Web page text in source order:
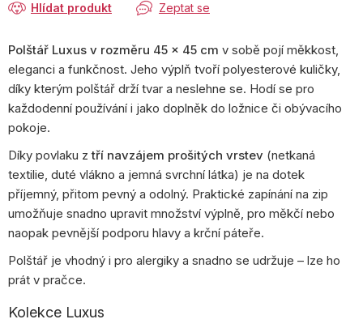
Zeptat se
Hlídat produkt
Polštář Luxus v rozměru 45 × 45 cm v sobě pojí měkkost,
eleganci a funkčnost. Jeho výplň tvoří polyesterové kuličky,
díky kterým polštář drží tvar a neslehne se. Hodí se pro
každodenní používání i jako doplněk do ložnice či obývacího
pokoje.
Díky povlaku ztří navzájem prošitých vrstev (netkaná
textilie, duté vlákno a jemná svrchní látka) je na dotek
příjemný, přitom pevný a odolný. Praktické zapínání na zip
umožňuje snadno upravit množství výplně, pro měkčí nebo
naopak pevnější podporu hlavy a krční páteře.
Polštář je vhodný i pro alergiky a snadno se udržuje – lze ho
prát v pračce.
Kolekce Luxus